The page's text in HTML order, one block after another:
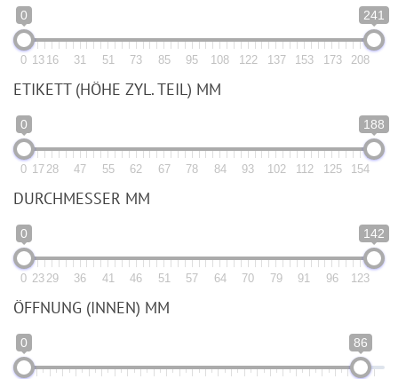
0 241
0 13 16 31 51 73 85 95 108 122 137 153 173 208
ETIKETT (HÖHE ZYL. TEIL) MM
0 188
0 17 28 47 55 62 67 78 84 93 102 112 125 154
DURCHMESSER MM
0 142
0 23 29 36 41 46 51 57 64 70 79 91 96 123
ÖFFNUNG (INNEN) MM
0 86